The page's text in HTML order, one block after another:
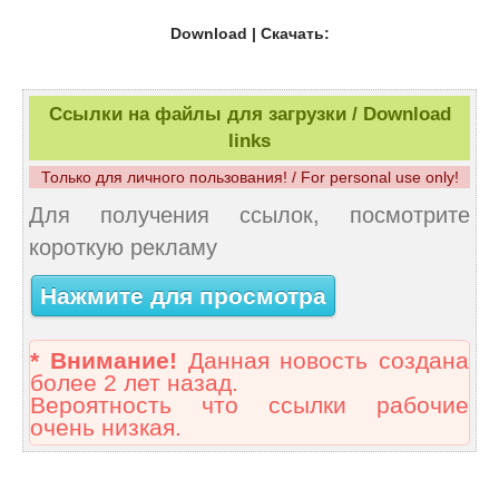
Download | Скачать:
Ссылки на файлы для загрузки / Download
links
Только для личного пользования! / For personal use only!
Для получения ссылок, посмотрите
короткую рекламу
Нажмите для просмотра
* Внимание! Данная новость создана
более 2 лет назад.
Вероятность что ссылки рабочие
очень низкая.